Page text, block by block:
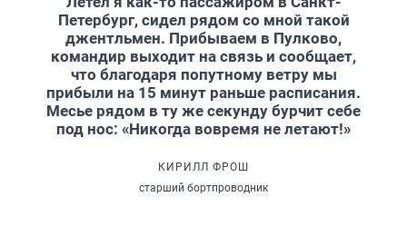
Петербург, сидел рядом со мной такой
джентльмен. Прибываем в Пулково,
командир выходит на связь и сообщает,
что благодаря попутному ветру мы
прибыли на 15 минут раньше расписания.
Месье рядом в ту же секунду бурчит себе
под нос: «Никогда вовремя не летают!»
КИРИЛЛ ФРОШ
старший бортпроводник